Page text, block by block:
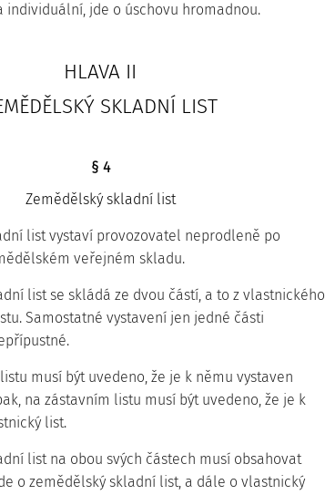
individuální, jde o úschovu hromadnou.
HLAVA II
SKLADNÍ LIST
§ 4
Zemědělský skladní list
list vystaví provozovatel neprodleně po
veřejném skladu.
list se skládá ze dvou částí, a to z vlastnického
Samostatné vystavení jen jedné části
musí být uvedeno, že je k němu vystaven
na zástavním listu musí být uvedeno, že je k
list.
list na obou svých částech musí obsahovat
o zemědělský skladní list, a dále o vlastnický